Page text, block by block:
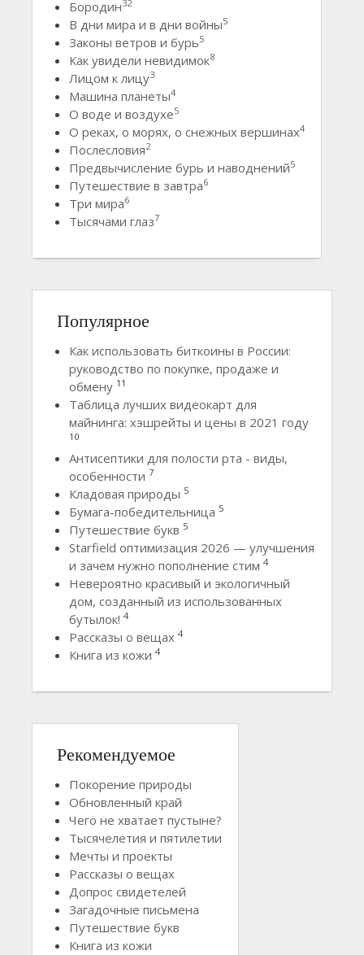
Бородин32
В дни мира и в дни войны5
Законы ветров и бурь5
Как увидели невидимок8
Лицом к лицу3
Машина планеты4
О воде и воздухе5
О реках, о морях, о снежных вершинах4
Послесловия2
Предвычисление бурь и наводнений5
Путешествие в завтра6
Три мира6
Тысячами глаз7
Популярное
Как использовать биткоины в России:
руководство по покупке, продаже и
обмену 11
Таблица лучших видеокарт для
майнинга: хэшрейты и цены в 2021 году
10
Антисептики для полости рта - виды,
особенности 7
Кладовая природы 5
Бумага-победительница 5
Путешествие букв 5
Starfield оптимизация 2026 — улучшения
и зачем нужно пополнение стим 4
Невероятно красивый и экологичный
дом, созданный из использованных
бутылок! 4
Рассказы о вещах 4
Книга из кожи 4
Рекомендуемое
Покорение природы
Обновленный край
Чего не хватает пустыне?
Тысячелетия и пятилетии
Мечты и проекты
Рассказы о вещах
Допрос свидетелей
Загадочные письмена
Путешествие букв
Книга из кожи